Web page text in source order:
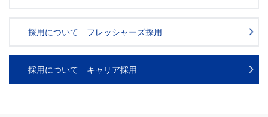
採用について フレッシャーズ採用
採用について キャリア採用